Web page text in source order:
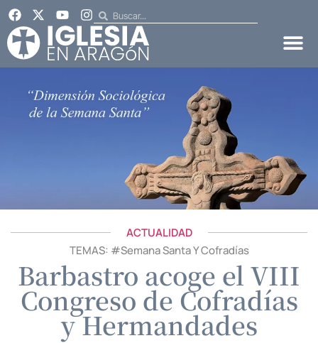
ACTUALIDAD
TEMAS: #Semana Santa Y Cofradías
Barbastro acoge el VIII
Congreso de Cofradías
y Hermandades